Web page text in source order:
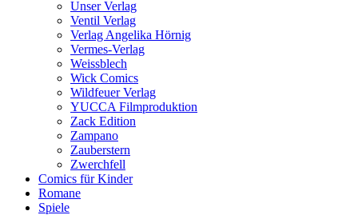
Unser Verlag
Ventil Verlag
Verlag Angelika Hörnig
Vermes-Verlag
Weissblech
Wick Comics
Wildfeuer Verlag
YUCCA Filmproduktion
Zack Edition
Zampano
Zauberstern
Zwerchfell
Comics für Kinder
Romane
Spiele